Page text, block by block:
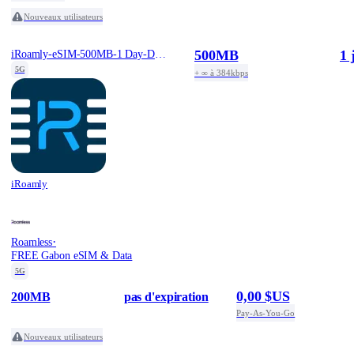
Nouveaux utilisateurs
iRoamly-eSIM-500MB-1 Day-Daily-Free
5G
iRoamly
500MB
+ ∞ à 384kbps
1
Roamless·
FREE Gabon eSIM & Data
5G
200MB pas d'expiration 0,00 $US
Pay-As-You-Go
Nouveaux utilisateurs